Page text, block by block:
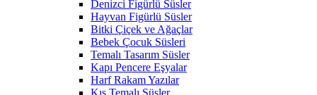
Denizci Figürlü Süsler
Hayvan Figürlü Süsler
Bitki Çiçek ve Ağaçlar
Bebek Çocuk Süsleri
Temalı Tasarım Süsler
Kapı Pencere Eşyalar
Harf Rakam Yazılar
Kış Temalı Süsler